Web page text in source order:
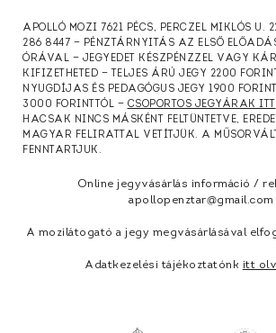
APOLLÓ MOZI 7621 PÉCS, PERCZEL MIKLÓS U.
286 8447 — PÉNZTÁRNYITÁS AZ ELSŐ
ÓRÁVAL — JEGYEDET KÉSZPÉNZZEL VAGY
KIFIZETHETED — TELJES ÁRÚ JEGY 2200
NYUGDÍJAS ÉS PEDAGÓGUS JEGY 1900
3000 FORINTTÓL — CSOPORTOS JEGYÁRAK ITT
HACSAK NINCS MÁSKÉNT FELTÜNTETVE,
MAGYAR FELIRATTAL VETÍTJÜK. A
FENNTARTJUK.
Online jegyvásárlás információ /
apollopenztar@gmail.com
A mozilátogató a jegy megvásárlásával
Adatkezelési tájékoztatónk itt